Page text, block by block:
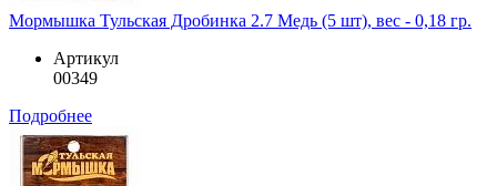
Мормышка Тульская Дробинка 2.7 Медь (5 шт), вес - 0,18 гр.
Артикул
00349
Подробнее